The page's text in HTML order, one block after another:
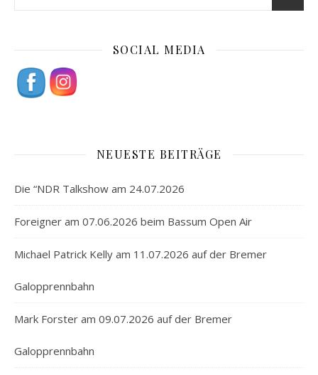
SOCIAL MEDIA
NEUESTE BEITRÄGE
Die “NDR Talkshow am 24.07.2026
Foreigner am 07.06.2026 beim Bassum Open Air
Michael Patrick Kelly am 11.07.2026 auf der Bremer
Galopprennbahn
Mark Forster am 09.07.2026 auf der Bremer
Galopprennbahn